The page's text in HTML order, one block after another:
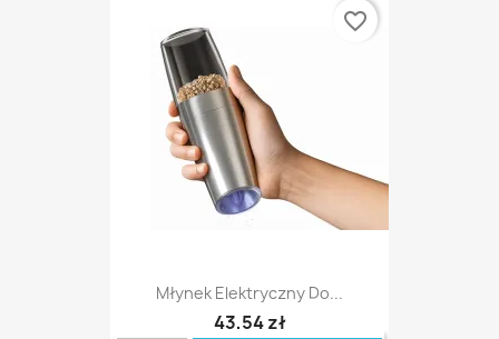
Młynek Elektryczny Do...
43,54 zł
favorite_border